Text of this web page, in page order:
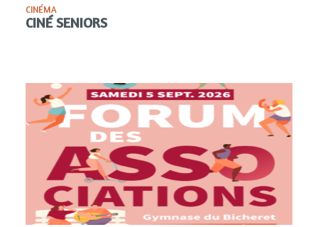
CINÉMA
CINÉ SENIORS